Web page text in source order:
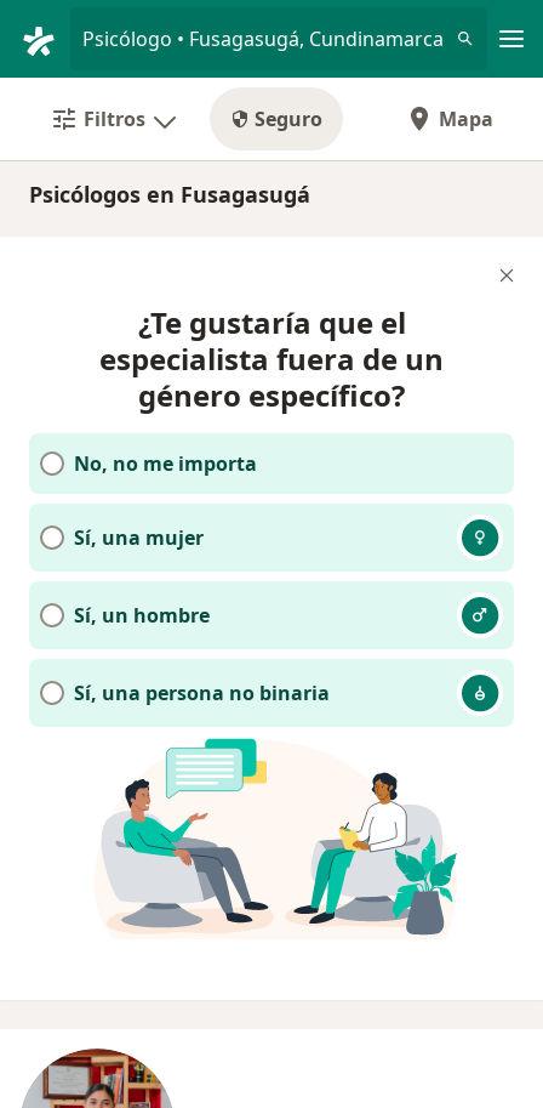
Psicólogo • Fusagasugá, Cundinamarca
Filtros Seguro Mapa
Psicólogos en Fusagasugá
¿Te gustaría que el
especialista fuera de un
género específico?
No, no me importa
Sí, una mujer
Sí, un hombre
Sí, una persona no binaria